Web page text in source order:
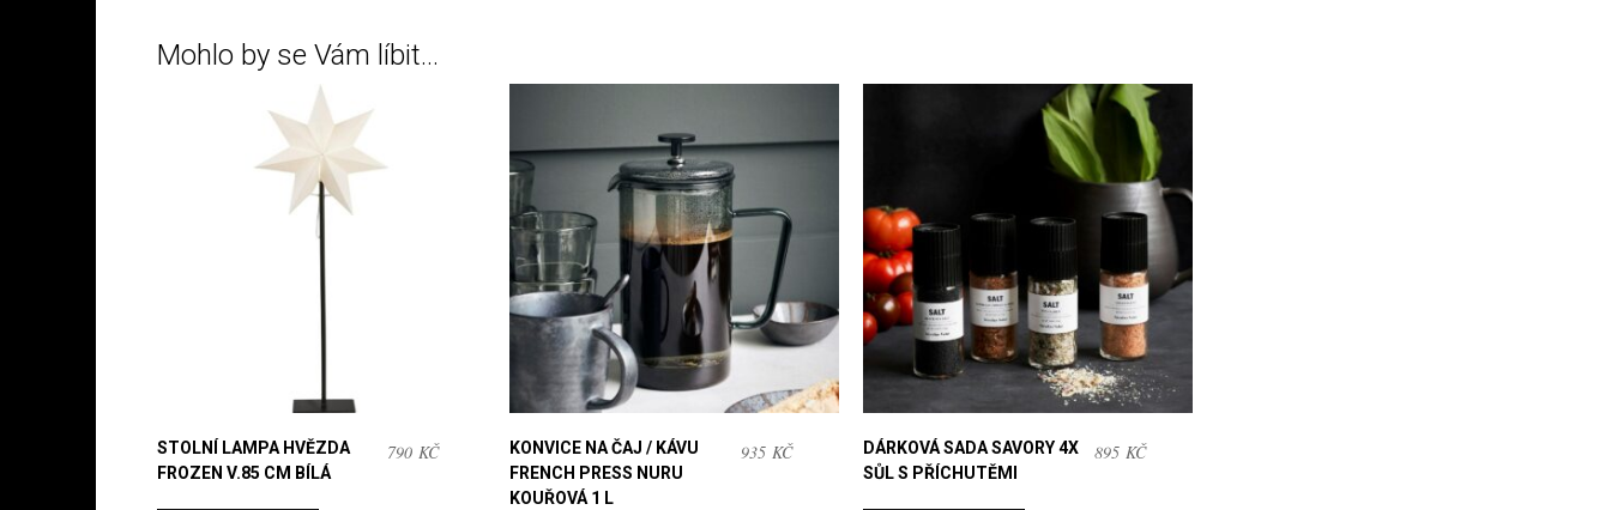
Mohlo by se Vám líbit…
STOLNÍ LAMPA HVĚZDA
FROZEN V.85 CM BÍLÁ
790 KČ
KONVICE NA ČAJ / KÁVU
FRENCH PRESS NURU
KOUŘOVÁ 1 L
935 KČ
DÁRKOVÁ SADA SAVORY 4X
SŮL S PŘÍCHUTĚMI
895 KČ